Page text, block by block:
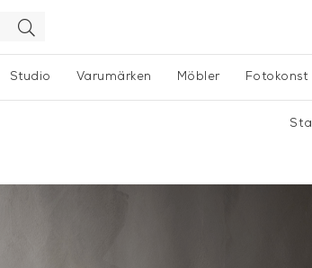
Studio Varumärken Möbler Fotokonst